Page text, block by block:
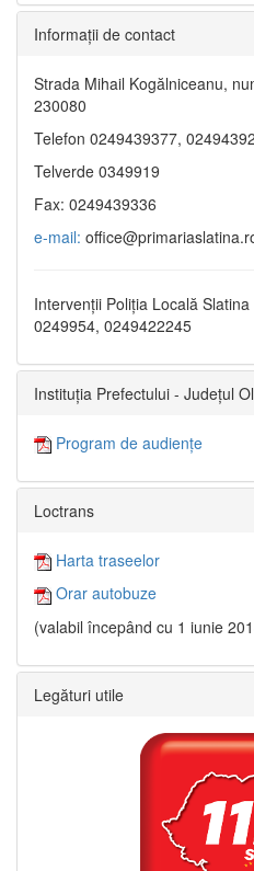
Informaţii de contact
Strada Mihail Kogălniceanu,
230080
Telefon 0249439377,
Telverde 0349919
Fax: 0249439336
e-mail:
Intervenții Poliția Locală Slatina
0249954, 0249422245
Instituția Prefectului - Județul
Program de audiențe
Loctrans
Harta traseelor
Orar autobuze
(valabil începând cu 1 iunie
Legături utile